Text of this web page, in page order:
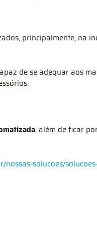
principalmente, na
de se adequar aos
, além de ficar
nossas-solucoes/